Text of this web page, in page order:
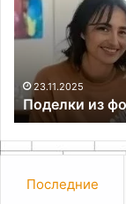
детей
23.11.2025
Поделки из
Последние